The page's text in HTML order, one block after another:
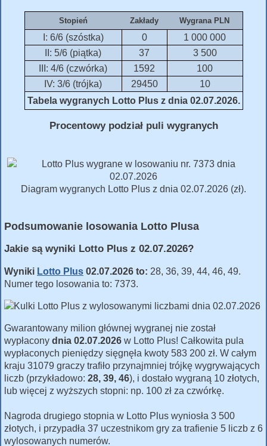
Stopień Zakłady Wygrana PLN
I: 6/6 (szóstka) 0
1 000 000
II: 5/6 (piątka)
37
3 500
III: 4/6 (czwórka)
1592
100
IV: 3/6 (trójka)
29450
10
Tabela wygranych Lotto Plus z dnia 02.07.2026.
Procentowy podział puli wygranych
Diagram wygranych Lotto Plus z dnia 02.07.2026 (zł).
Podsumowanie losowania Lotto Plusa
Jakie są wyniki Lotto Plus z 02.07.2026?
Wyniki Lotto Plus 02.07.2026 to: 28, 36, 39, 44, 46, 49.
Numer tego losowania to: 7373.
Gwarantowany milion głównej wygranej nie został
wypłacony dnia 02.07.2026 w Lotto Plus! Całkowita pula
wypłaconych pieniędzy sięgnęła kwoty 583 200 zł. W całym
kraju 31079 graczy trafiło przynajmniej trójkę wygrywających
liczb (przykładowo: 28, 39, 46), i dostało wygraną 10 złotych,
lub więcej z wyższych stopni: np. 100 zł za czwórkę.
Nagroda drugiego stopnia w Lotto Plus wyniosła 3 500
złotych, i przypadła 37 uczestnikom gry za trafienie 5 liczb z 6
wylosowanych numerów.